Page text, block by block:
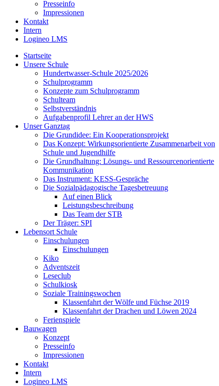
Presseinfo
Impressionen
Kontakt
Intern
Logineo LMS
Startseite
Unsere Schule
Hundertwasser-Schule 2025/2026
Schulprogramm
Konzepte zum Schulprogramm
Schulteam
Selbst­ver­ständ­nis
Aufgabenprofil Lehrer an der HWS
Unser Ganztag
Die Grundidee: Ein Kooperationsprojekt
Das Konzept: Wirkungsorientierte Zusammenarbeit von
Schule und Jugendhilfe
Die Grundhaltung: Lösungs- und Ressourcenorientierte
Kommunikation
Das Instrument: KESS-Gespräche
Die Sozialpädagogische Tagesbetreuung
Auf einen Blick
Leistungsbeschreibung
Das Team der STB
Der Träger: SPI
Lebensort Schule
Einschulungen
Einschulungen
Kiko
Adventszeit
Leseclub
Schulkiosk
Soziale Trainingswochen
Klassenfahrt der Wölfe und Füchse 2019
Klassenfahrt der Drachen und Löwen 2024
Ferienspiele
Bauwagen
Konzept
Presseinfo
Impressionen
Kontakt
Intern
Logineo LMS